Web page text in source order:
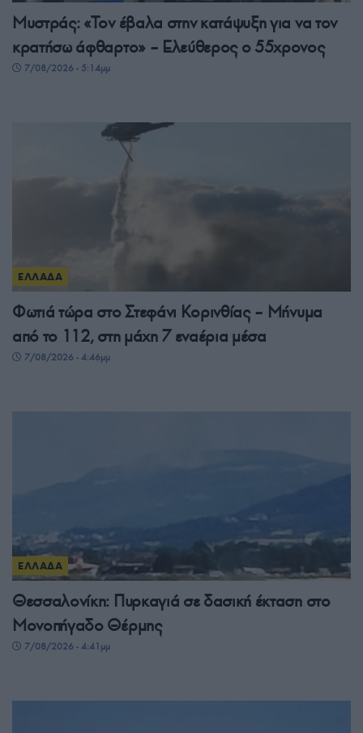
Μυστράς: «Τον έβαλα στην κατάψυξη για να τον
κρατήσω άφθαρτο» – Ελεύθερος ο 55χρονος
7/08/2026 - 5:14μμ
ΕΛΛΑΔΑ
Φωτιά τώρα στο Στεφάνι Κορινθίας – Μήνυμα
από το 112, στη μάχη 7 εναέρια μέσα
7/08/2026 - 4:46μμ
ΕΛΛΑΔΑ
Θεσσαλονίκη: Πυρκαγιά σε δασική έκταση στο
Μονοπήγαδο Θέρμης
7/08/2026 - 4:41μμ